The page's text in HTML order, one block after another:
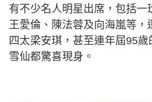
有不少名人明星出席，包括一
王愛倫、陳法蓉及向海嵐等，
四太梁安琪，甚至連年屆95
雪仙都驚喜現身。